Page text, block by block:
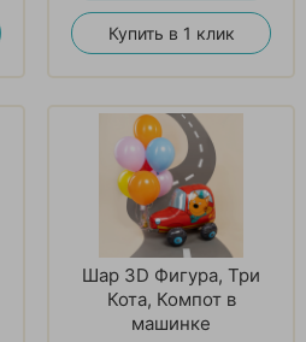
Купить в 1 клик
Шар 3D Фигура, Три
Кота, Компот в
машинке